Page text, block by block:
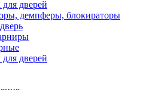
дверей
демпферы, блокираторы
дверей